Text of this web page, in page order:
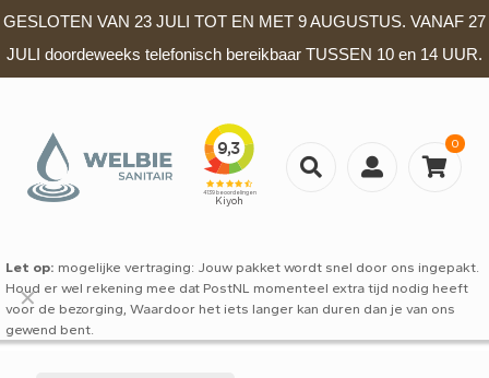
GESLOTEN VAN 23 JULI TOT EN MET 9 AUGUSTUS. VANAF 27
JULI doordeweeks telefonisch bereikbaar TUSSEN 10 en 14 UUR.
0
Let op: mogelijke vertraging: Jouw pakket wordt snel door ons ingepakt.
Houd er wel rekening mee dat PostNL momenteel extra tijd nodig heeft
voor de bezorging, Waardoor het iets langer kan duren dan je van ons
gewend bent.
✕